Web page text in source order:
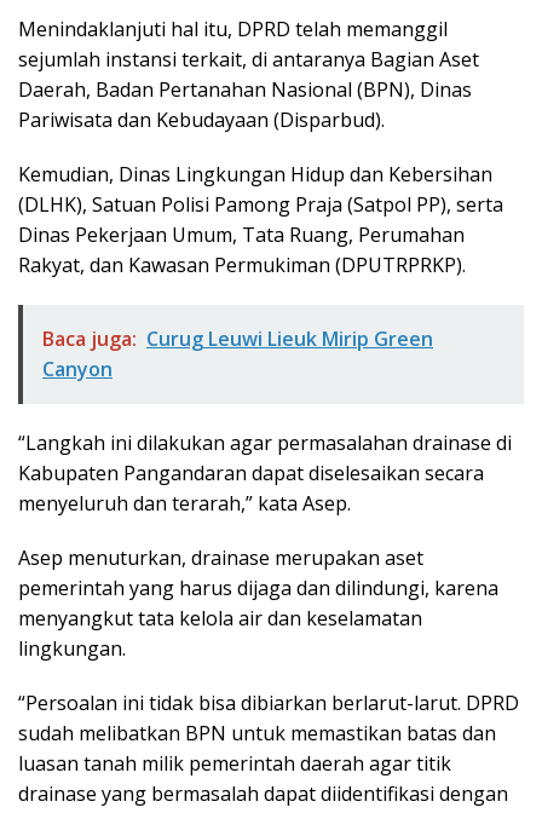
Menindaklanjuti hal itu, DPRD telah memanggil
sejumlah instansi terkait, di antaranya Bagian Aset
Daerah, Badan Pertanahan Nasional (BPN), Dinas
Pariwisata dan Kebudayaan (Disparbud).
Kemudian, Dinas Lingkungan Hidup dan Kebersihan
(DLHK), Satuan Polisi Pamong Praja (Satpol PP), serta
Dinas Pekerjaan Umum, Tata Ruang, Perumahan
Rakyat, dan Kawasan Permukiman (DPUTRPRKP).
Baca juga: Curug Leuwi Lieuk Mirip Green
Canyon
“Langkah ini dilakukan agar permasalahan drainase di
Kabupaten Pangandaran dapat diselesaikan secara
menyeluruh dan terarah,” kata Asep.
Asep menuturkan, drainase merupakan aset
pemerintah yang harus dijaga dan dilindungi, karena
menyangkut tata kelola air dan keselamatan
lingkungan.
“Persoalan ini tidak bisa dibiarkan berlarut-larut. DPRD
sudah melibatkan BPN untuk memastikan batas dan
luasan tanah milik pemerintah daerah agar titik
drainase yang bermasalah dapat diidentifikasi dengan